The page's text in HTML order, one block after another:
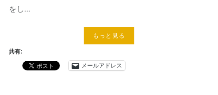
をし…
もっと見る
共有:
メールアドレス